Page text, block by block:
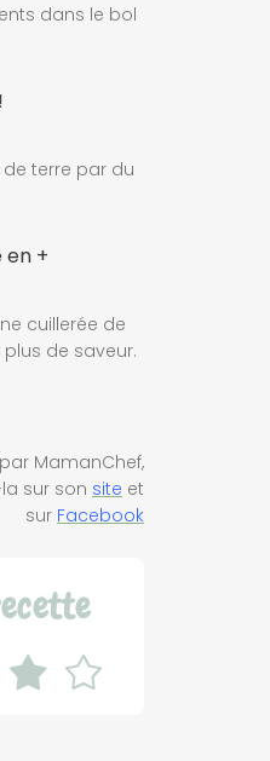
dans le bol
terre par du
en +
cuillerée de
de saveur.
MamanChef,
sur son site et
sur Facebook